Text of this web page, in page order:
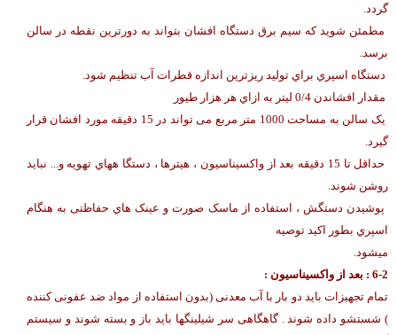
گردد.
مطمئن شوید که سیم برق دستگاه افشان بتواند به دورترین نقطه در سالن
برسد.
دستگاه اسپري براي تولید ریزترین اندازه قطرات آب تنظیم شود.
مقدار افشاندن 0/4 لیتر به ازاي هر هزار طیور
یک سالن به مساحت 1000 متر مربع می تواند در 15 دقیقه مورد افشان قرار
گیرد.
حداقل تا 15 دقیقه بعد از واکسیناسیون ، هیترها ، دستگا ههاي تهویه و... نباید
روشن شوند.
پوشیدن دستگش ، استفاده از ماسک صورت و عینک هاي حفاظتی به هنگام
اسپري بطور اکید توصیه
میشود.
6-2 : بعد از واکسیناسیون :
تمام تجهیزات باید دو بار با آب معدنی (بدون استفاده از مواد ضد عفونی کننده
) شستشو داده شوند . گاهگاهی سر شیلینگها باید باز و بسته شوند و سیستم